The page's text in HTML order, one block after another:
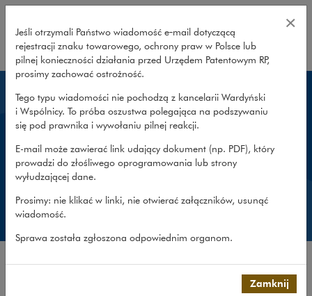
Prawnicy – Wardyński i Wspólnicy
Prawnicy
Obecnie w firmie jest 150 prawników prowadzących
obsługę klientów w języku polskim, angielskim,
francuskim, niemieckim, hiszpańskim, ukraińskim,
Jeśli otrzymali Państwo wiadomość e‑mail dotyczącą
rejestracji znaku towarowego, ochrony praw w Polsce lub
pilnej konieczności działania przed Urzędem Patentowym RP,
prosimy zachować ostrożność.
Tego typu wiadomości nie pochodzą z kancelarii Wardyński
i Wspólnicy. To próba oszustwa polegająca na podszywaniu
się pod prawnika i wywołaniu pilnej reakcji.
E-mail może zawierać link udający dokument (np. PDF), który
prowadzi do złośliwego oprogramowania lub strony
wyłudzającej dane.
Prosimy: nie klikać w linki, nie otwierać załączników, usunąć
wiadomość.
Sprawa została zgłoszona odpowiednim organom.
×
Zamknij